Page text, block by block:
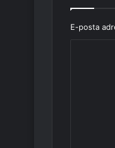
E-posta